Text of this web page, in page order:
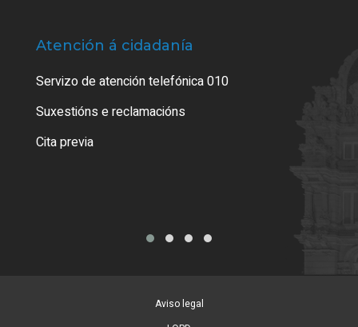
Atención á cidadanía
Servizo de atención telefónica 010
Suxestións e reclamacións
Cita previa
Aviso legal